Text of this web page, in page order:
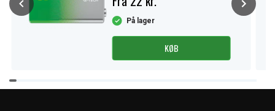
På lager
KØB
Item
1